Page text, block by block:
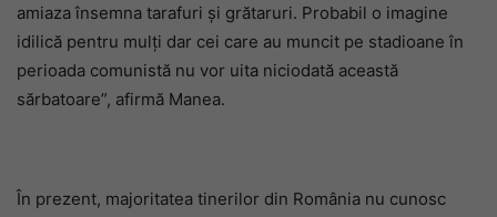
amiaza însemna tarafuri şi grătaruri. Probabil o imagine
idilică pentru mulţi dar cei care au muncit pe stadioane în
perioada comunistă nu vor uita niciodată această
sărbatoare”, afirmă Manea.
În prezent, majoritatea tinerilor din România nu cunosc